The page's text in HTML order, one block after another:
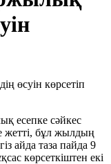
өсуін көрсетіп
есепке сәйкес
жетті, бұл жылдың
айда таза пайда 9
көрсеткіштен екі